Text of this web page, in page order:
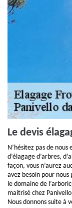
Le devis
N’hésitez pas de
d’élagage d’arbres,
façon, vous n’aurez
avez besoin pour
le domaine de
maitrisé chez
Nous donnons suite à